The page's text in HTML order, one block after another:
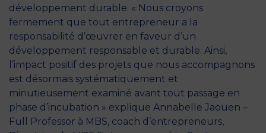
développement durable. « Nous croyons
fermement que tout entrepreneur a la
responsabilité d’œuvrer en faveur d’un
développement responsable et durable. Ainsi,
l’impact positif des projets que nous accompagnons
est désormais systématiquement et
minutieusement examiné avant tout passage en
phase d’incubation » explique Annabelle Jaouen –
Full Professor à MBS, coach d’entrepreneurs,